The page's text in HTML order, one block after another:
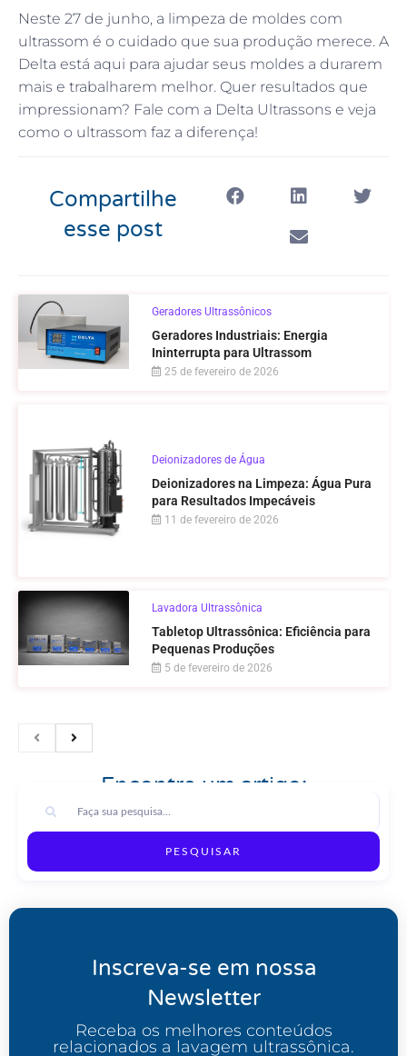
Neste 27 de junho, a limpeza de moldes com
ultrassom é o cuidado que sua produção merece. A
Delta está aqui para ajudar seus moldes a durarem
mais e trabalharem melhor. Quer resultados que
impressionam? Fale com a Delta Ultrassons e veja
como o ultrassom faz a diferença!
Compartilhe
esse post
Geradores Ultrassônicos
Geradores Industriais: Energia
Ininterrupta para Ultrassom
25 de fevereiro de 2026
Deionizadores de Água
Deionizadores na Limpeza: Água Pura
para Resultados Impecáveis
11 de fevereiro de 2026
Lavadora Ultrassônica
Tabletop Ultrassônica: Eficiência para
Pequenas Produções
5 de fevereiro de 2026
Encontre um artigo:
PESQUISAR
Inscreva-se em nossa
Newsletter
Receba os melhores conteúdos
relacionados a lavagem ultrassônica.